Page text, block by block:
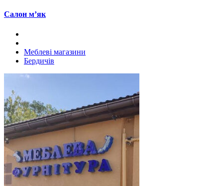
Салон м’як
Меблеві магазини
Бердичів